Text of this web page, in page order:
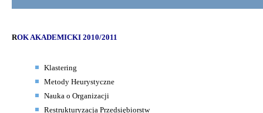
ROK AKADEMICKI 2010/2011
Klastering
Metody Heurystyczne
Nauka o Organizacji
Restrukturyzacja Przedsiębiorstw